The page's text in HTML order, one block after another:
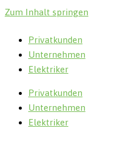
Zum Inhalt springen
Privatkunden
Unternehmen
Elektriker
Privatkunden
Unternehmen
Elektriker